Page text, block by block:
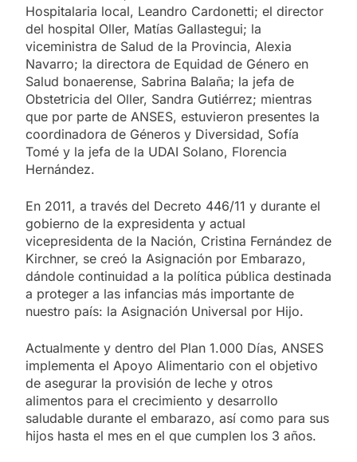
Hospitalaria local, Leandro Cardonetti; el director
del hospital Oller, Matías Gallastegui; la
viceministra de Salud de la Provincia, Alexia
Navarro; la directora de Equidad de Género en
Salud bonaerense, Sabrina Balaña; la jefa de
Obstetricia del Oller, Sandra Gutiérrez; mientras
que por parte de ANSES, estuvieron presentes la
coordinadora de Géneros y Diversidad, Sofía
Tomé y la jefa de la UDAI Solano, Florencia
Hernández.
En 2011, a través del Decreto 446/11 y durante el
gobierno de la expresidenta y actual
vicepresidenta de la Nación, Cristina Fernández de
Kirchner, se creó la Asignación por Embarazo,
dándole continuidad a la política pública destinada
a proteger a las infancias más importante de
nuestro país: la Asignación Universal por Hijo.
Actualmente y dentro del Plan 1.000 Días, ANSES
implementa el Apoyo Alimentario con el objetivo
de asegurar la provisión de leche y otros
alimentos para el crecimiento y desarrollo
saludable durante el embarazo, así como para sus
hijos hasta el mes en el que cumplen los 3 años.